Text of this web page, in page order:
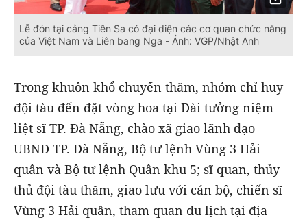
Lễ đón tại cảng Tiên Sa có đại diện các cơ quan chức năng
của Việt Nam và Liên bang Nga - Ảnh: VGP/Nhật Anh
Trong khuôn khổ chuyến thăm, nhóm chỉ huy
đội tàu đến đặt vòng hoa tại Đài tưởng niệm
liệt sĩ TP. Đà Nẵng, chào xã giao lãnh đạo
UBND TP. Đà Nẵng, Bộ tư lệnh Vùng 3 Hải
quân và Bộ tư lệnh Quân khu 5; sĩ quan, thủy
thủ đội tàu thăm, giao lưu với cán bộ, chiến sĩ
Vùng 3 Hải quân, tham quan du lịch tại địa